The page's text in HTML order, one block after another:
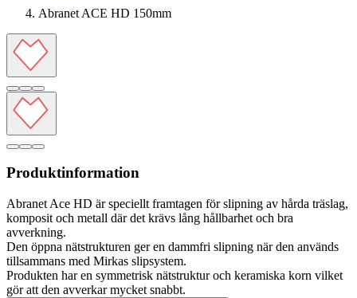
Abranet ACE HD 150mm
Produktinformation
Abranet Ace HD är speciellt framtagen för slipning av hårda träslag,
komposit och metall där det krävs lång hållbarhet och bra
avverkning.
Den öppna nätstrukturen ger en dammfri slipning när den används
tillsammans med Mirkas slipsystem.
Produkten har en symmetrisk nätstruktur och keramiska korn vilket
gör att den avverkar mycket snabbt.